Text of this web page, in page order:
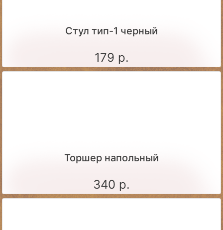
Стул тип-1 черный
179 р.
Торшер напольный
340 р.